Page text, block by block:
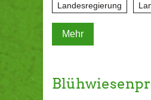
Landesregierung
Mehr